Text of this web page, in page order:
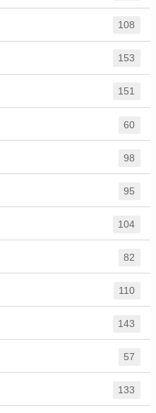
108
153
151
60
98
95
104
82
110
143
57
133